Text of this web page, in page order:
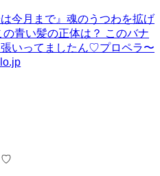
今月まで』 魂のうつわを拡げ
青い髪の正体は？ このバナ
いってましたん♡プロペラ〜
♡